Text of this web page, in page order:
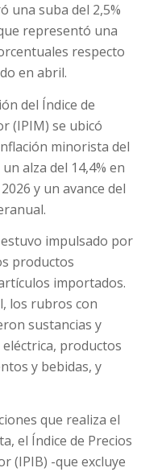
una suba del 2,5%
representó una
respecto
en abril.
del Índice de
(IPIM) se ubicó
minorista del
alza del 14,4% en
y un avance del
impulsado por
productos
importados.
los rubros con
sustancias y
productos
y bebidas, y
que realiza el
el Índice de Precios
(IPIB) -que excluye